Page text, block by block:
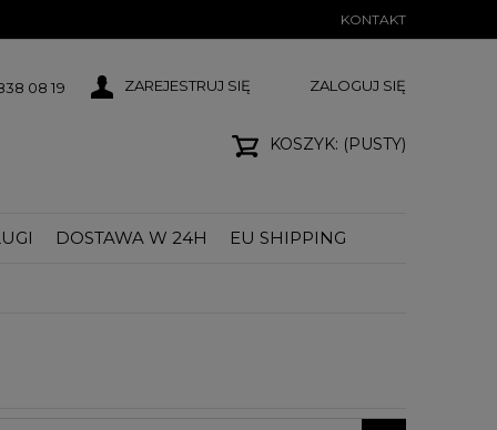
KONTAKT
08 19 ZAREJESTRUJ SIĘ ZALOGUJ SIĘ
KOSZYK: (PUSTY)
DOSTAWA W 24H EU SHIPPING